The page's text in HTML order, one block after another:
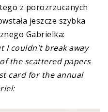
z porozrzucanych
jeszcze szybka
Gabrielka:
I couldn't break away
the scattered papers
card for the annual